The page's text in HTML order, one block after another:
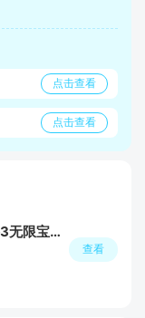
点击查看
点击查看
Shadow Fight 3(暗影格斗3无限宝石存档版)
查看